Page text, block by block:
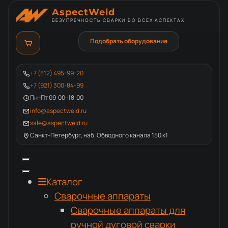
AspectWeld
БЕЗУПРЕЧНОСТЬ СВАРКИ ВО ВСЕХ АСПЕКТАХ
+7 (812) 495-99-20
+7 (921) 300-84-99
Пн–Пт 09:00–18:00
info@aspectweld.ru
sale@aspectweld.ru
Санкт-Петербург, наб. Обводного канала 150 к1
Подобрать оборудование
Каталог
Сварочные аппараты
Сварочные аппараты для
ручной дуговой сварки